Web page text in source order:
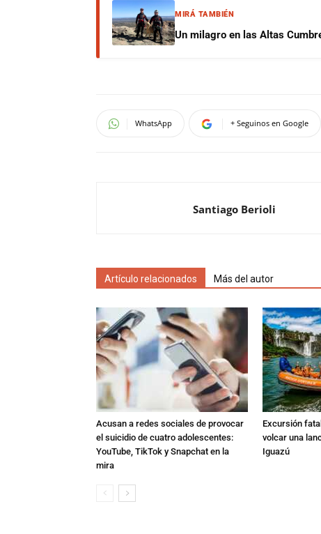
MIRÁ TAMBIÉN
Un milagro en las Altas
WhatsApp + Seguinos en Google
Santiago Berioli
Artículo relacionados Más del autor
Acusan a redes sociales de provocar
el suicidio de cuatro adolescentes:
YouTube, TikTok y Snapchat en la
mira
Excursión
volcar una
Iguazú